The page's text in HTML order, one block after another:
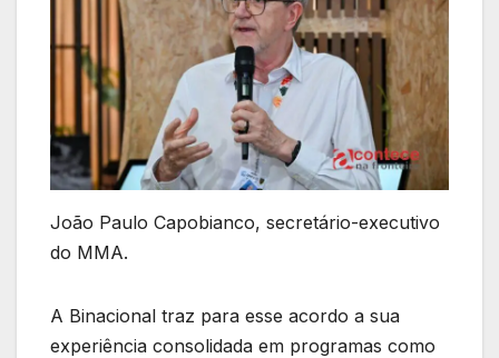
João Paulo Capobianco, secretário-executivo
do MMA.
A Binacional traz para esse acordo a sua
experiência consolidada em programas como